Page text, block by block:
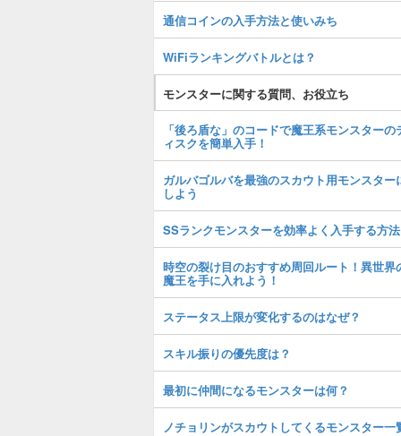
通信コインの入手方法と使いみち
WiFiランキングバトルとは？
モンスターに関する質問、お役立ち
「後ろ盾な」のコードで魔王系モンスターの
ィスクを簡単入手！
ガルバゴルバを最強のスカウト用モンスター
しよう
SSランクモンスターを効率よく入手する方法
時空の裂け目のおすすめ周回ルート！異世界
魔王を手に入れよう！
ステータス上限が変化するのはなぜ？
スキル振りの優先度は？
最初に仲間になるモンスターは何？
ノチョリンがスカウトしてくるモンスター一